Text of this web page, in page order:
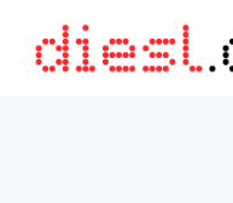
contenido